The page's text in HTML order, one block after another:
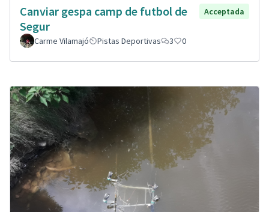
Canviar gespa camp de futbol de
Segur
Acceptada
Carme Vilamajó Pistas Deportivas 3 0